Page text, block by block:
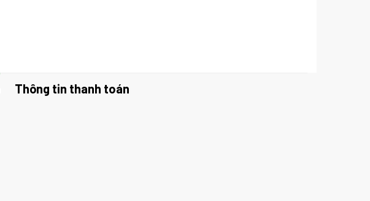
Thông tin thanh toán